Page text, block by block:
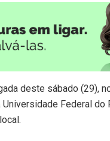
deste sábado (29),
Federal do